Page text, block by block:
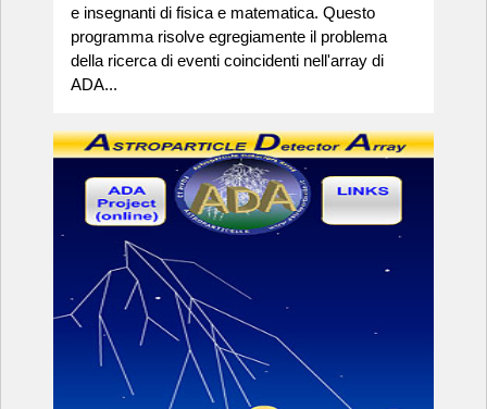
e insegnanti di fisica e matematica. Questo
programma risolve egregiamente il problema
della ricerca di eventi coincidenti nell'array di
ADA...